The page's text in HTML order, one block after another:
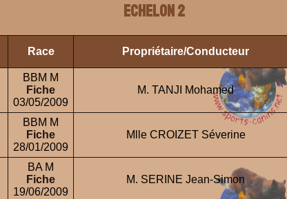
ECHELON 2
Race Propriétaire/Conducteur
BBM M
Fiche
03/05/2009
M. TANJI Mohamed
BBM M
Fiche
28/01/2009
Mlle CROIZET Séverine
BA M
Fiche
19/06/2009
M. SERINE Jean-Simon